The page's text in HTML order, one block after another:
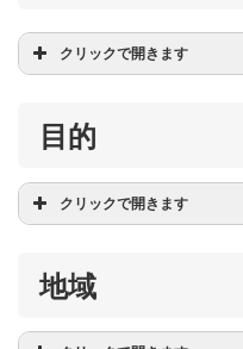
クリックで開きます
インフラ系
建設業
治療・サロン系
販売・飲食系
士業・専門サービス・他
ゼミ、研究室、研究会
目的
クリックで開きます
既存客・会員フォローなど
副次媒体（信頼性UP）
地域